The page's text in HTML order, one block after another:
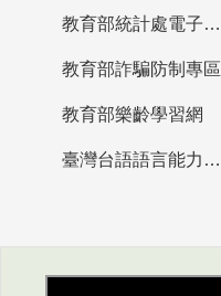
教育部統計處電子書櫃
教育部詐騙防制專區
教育部樂齡學習網
臺灣台語語言能力認證網站